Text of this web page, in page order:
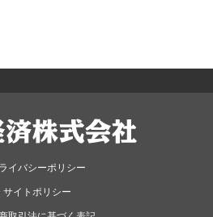
イバシーポリシー
イトポリシー